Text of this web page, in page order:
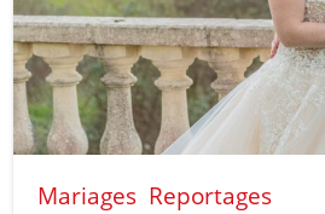
Mariages Reportages